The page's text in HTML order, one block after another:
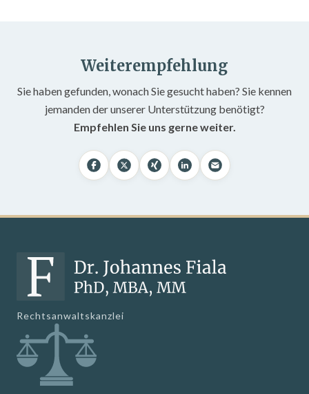
Weiterempfehlung
Sie haben gefunden, wonach Sie gesucht haben? Sie kennen
jemanden der unserer Unterstützung benötigt?
Empfehlen Sie uns gerne weiter.
Rechtsanwaltskanzlei